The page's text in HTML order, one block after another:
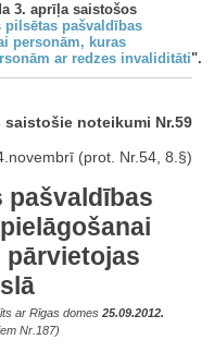
3. aprīļa saistošos
pilsētas pašvaldības
personām, kuras
ar redzes invaliditāti".
saistošie noteikumi Nr.59
(prot. Nr.54, 8.§)
pašvaldības
pārvietojas
ar Rīgas domes 25.09.2012.
Nr.187)